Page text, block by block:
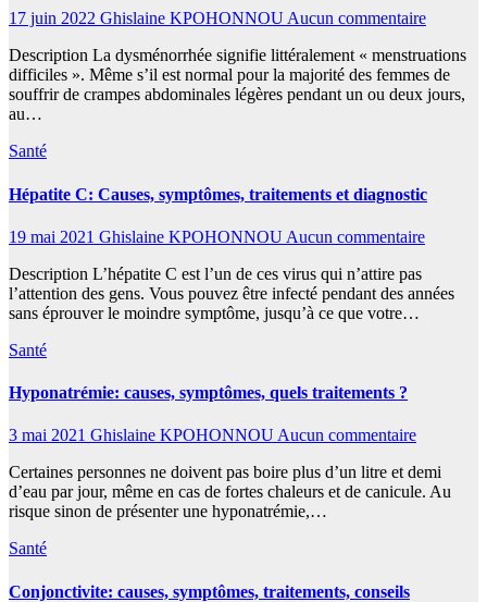
17 juin 2022 Ghislaine KPOHONNOU Aucun commentaire
Description La dysménorrhée signifie littéralement « menstruations
difficiles ». Même s’il est normal pour la majorité des femmes de
souffrir de crampes abdominales légères pendant un ou deux jours,
au…
Santé
Hépatite C: Causes, symptômes, traitements et diagnostic
19 mai 2021 Ghislaine KPOHONNOU Aucun commentaire
Description L’hépatite C est l’un de ces virus qui n’attire pas
l’attention des gens. Vous pouvez être infecté pendant des années
sans éprouver le moindre symptôme, jusqu’à ce que votre…
Santé
Hyponatrémie: causes, symptômes, quels traitements ?
3 mai 2021 Ghislaine KPOHONNOU Aucun commentaire
Certaines personnes ne doivent pas boire plus d’un litre et demi
d’eau par jour, même en cas de fortes chaleurs et de canicule. Au
risque sinon de présenter une hyponatrémie,…
Santé
Conjonctivite: causes, symptômes, traitements, conseils